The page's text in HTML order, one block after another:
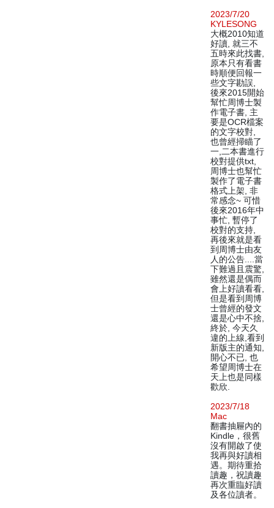
2023/7/20
KYLESONG
大概2010知道
好讀, 就三不
五時來此找書,
原本只有看書
時順便回報一
些文字勘誤,
後來2015開始
幫忙周博士製
作電子書, 主
要是OCR檔案
的文字校對,
也曾經掃瞄了
一,二本書進行
校對提供txt,
周博士也幫忙
製作了電子書
格式上架, 非
常感念~ 可惜
後來2016年中
事忙, 暫停了
校對的支持,
再後來就是看
到周博士由友
人的公告....當
下難過且震驚,
雖然還是偶而
會上好讀看看,
但是看到周博
士曾經的發文
還是心中不捨,
終於, 今天久
違的上線,看到
新版主的通知,
開心不已, 也
希望周博士在
天上也是同樣
歡欣.
2023/7/18
Mac
翻書抽屜內的
Kindle，很舊
沒有開啟了使
我再與好讀相
遇。期待重拾
讀趣，祝讀趣
再次重臨好讀
及各位讀者。